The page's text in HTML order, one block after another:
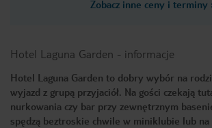
Zobacz inne ceny i terminy
Hotel Laguna Garden - informacje
Hotel Laguna Garden to dobry wybór na
wyjazd z grupą przyjaciół. Na gości czekają
nurkowania czy bar przy zewnętrznym
spędzą beztroskie chwile w miniklubie lub na